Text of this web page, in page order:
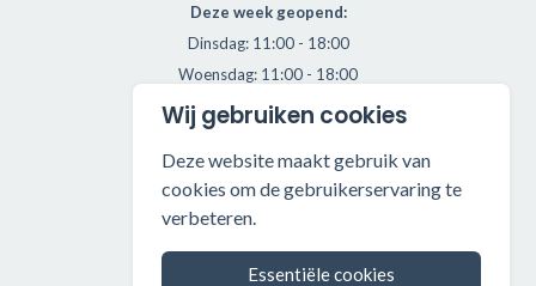
Deze week geopend:
Dinsdag: 11:00 - 18:00
Woensdag: 11:00 - 18:00
Donderdag: 11:00 - 21:00
Zaterdag: 11:00 - 17:00
Alle getoonde prijzen zijn incl. BTW.
Algemene Voorwaarden
Wij gebruiken cookies
Deze website maakt gebruik van
cookies om de gebruikerservaring te
verbeteren.
Essentiële cookies